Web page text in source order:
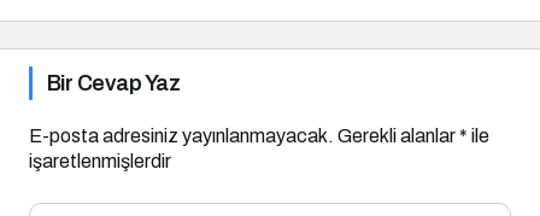
Bir Cevap Yaz
E-posta adresiniz yayınlanmayacak. Gerekli alanlar* ile
işaretlenmişlerdir